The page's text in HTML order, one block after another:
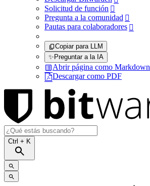
Solicitud de función 
Pregunta a la comunidad 
Pautas para colaboradores 
Copiar para LLM
✨Preguntar a la IA
Abrir página como Markdown
Descargar como PDF
Ctrl + K